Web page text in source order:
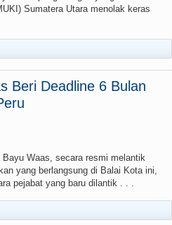
Sumatera Utara menolak keras
Beri Deadline 6 Bulan
Waas, secara resmi melantik
yang berlangsung di Balai Kota ini,
pejabat yang baru dilantik . . .